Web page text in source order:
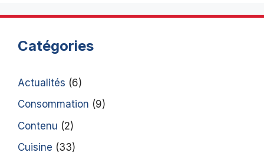
Catégories
Actualités (6)
Consommation (9)
Contenu (2)
Cuisine (33)